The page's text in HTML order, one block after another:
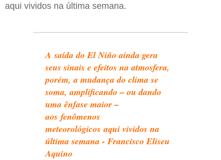
aqui vividos na última semana.
A saída do El Niño ainda gera
seus sinais e efeitos na atmosfera,
porém, a mudança do clima se
soma, amplificando – ou dando
uma ênfase maior –
aos fenômenos
meteorológicos aqui vividos na
última semana - Francisco Eliseu
Aquino